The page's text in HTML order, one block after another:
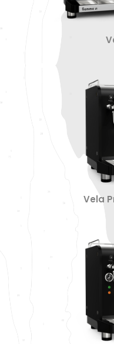
Vela